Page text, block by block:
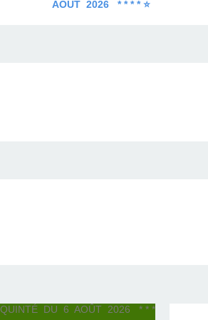
AOÛT 2026 * * * * ⭐